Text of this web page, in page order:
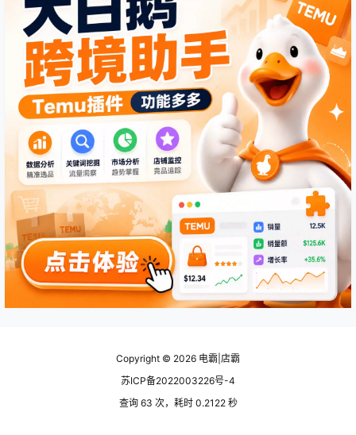
Copyright © 2026 电霸|店霸
苏ICP备2022003226号-4
查询 63 次，耗时 0.2122 秒